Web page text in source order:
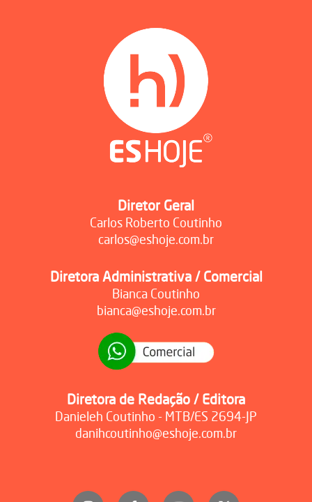
Diretor Geral
Carlos Roberto Coutinho
carlos@eshoje.com.br
Diretora Administrativa / Comercial
Bianca Coutinho
bianca@eshoje.com.br
Diretora de Redação / Editora
Danieleh Coutinho - MTB/ES 2694-JP
danihcoutinho@eshoje.com.br